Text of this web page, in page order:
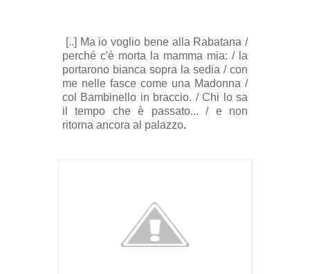
[..] Ma io voglio bene alla Rabatana /
perché c'è morta la mamma mia: / la
portarono bianca sopra la sedia / con
me nelle fasce come una Madonna /
col Bambinello in braccio. / Chi lo sa
il tempo che è passato... / e non
ritorna ancora al palazzo.